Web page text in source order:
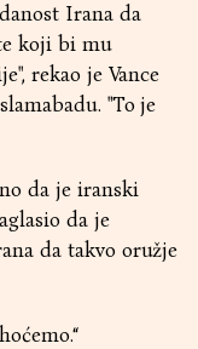
Irana da
koji bi mu
rekao je Vance
"To je
da je iranski
da je
da takvo oružje